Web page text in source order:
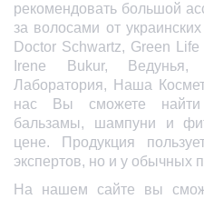
рекомендовать большой
за волосами от
Doctor Schwartz, Green Life
Irene Bukur,
Лаборатория, Наша
нас Вы сможете найти
бальзамы, шампуни и
цене. Продукция
экспертов, но и у обычных
На нашем сайте вы